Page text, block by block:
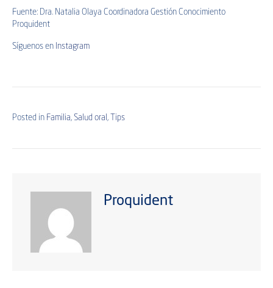
Fuente: Dra. Natalia Olaya Coordinadora Gestión Conocimiento
Proquident
Síguenos en Instagram
Posted in Familia, Salud oral , Tips
Proquident